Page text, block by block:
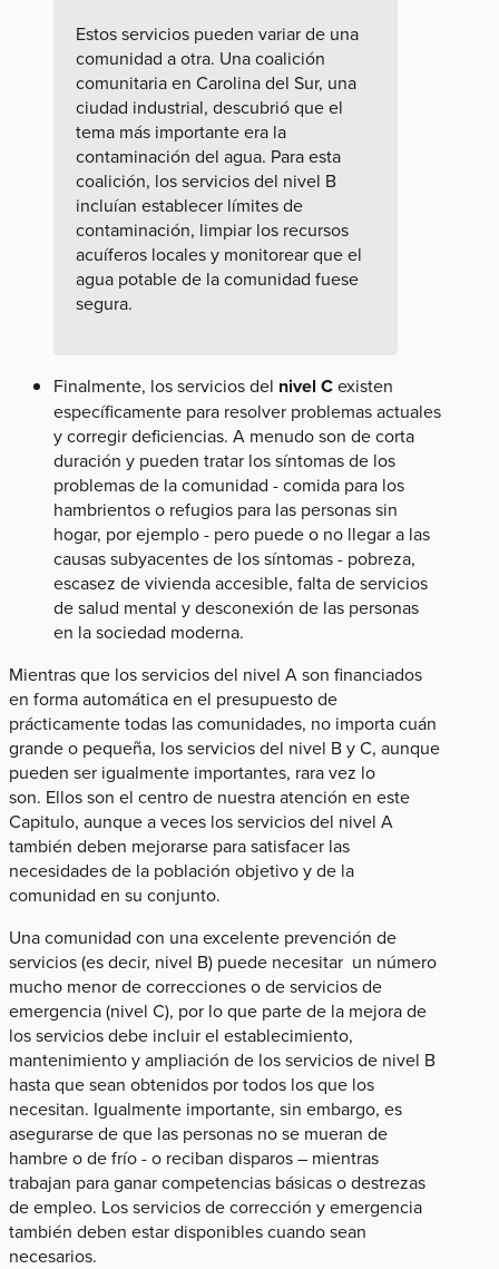
Estos servicios pueden variar de una
comunidad a otra. Una coalición
comunitaria en Carolina del Sur, una
ciudad industrial, descubrió que el
tema más importante era la
contaminación del agua. Para esta
coalición, los servicios del nivel B
incluían establecer límites de
contaminación, limpiar los recursos
acuíferos locales y monitorear que el
agua potable de la comunidad fuese
segura.
Finalmente, los servicios del nivel Cexisten
específicamente para resolver problemas actuales
y corregir deficiencias. A menudo son de corta
duración y pueden tratar los síntomas de los
problemas de la comunidad - comida para los
hambrientos o refugios para las personas sin
hogar, por ejemplo - pero puede o no llegar a las
causas subyacentes de los síntomas - pobreza,
escasez de vivienda accesible, falta de servicios
de salud mental y desconexión de las personas
en la sociedad moderna.
Mientras que los servicios del nivel A son financiados
en forma automática en el presupuesto de
prácticamente todas las comunidades, no importa cuán
grande o pequeña, los servicios del nivel B y C, aunque
pueden ser igualmente importantes, rara vez lo
son. Ellos son el centro de nuestra atención en este
Capitulo, aunque a veces los servicios del nivel A
también deben mejorarse para satisfacer las
necesidades de la población objetivo y de la
comunidad en su conjunto.
Una comunidad con una excelente prevención de
servicios (es decir, nivel B) puede necesitar un número
mucho menor de correcciones o de servicios de
emergencia (nivel C), por lo que parte de la mejora de
los servicios debe incluir el establecimiento,
mantenimiento y ampliación de los servicios de nivel B
hasta que sean obtenidos por todos los que los
necesitan. Igualmente importante, sin embargo, es
asegurarse de que las personas no se mueran de
hambre o de frío - o reciban disparos – mientras
trabajan para ganar competencias básicas o destrezas
de empleo. Los servicios de corrección y emergencia
también deben estar disponibles cuando sean
necesarios.